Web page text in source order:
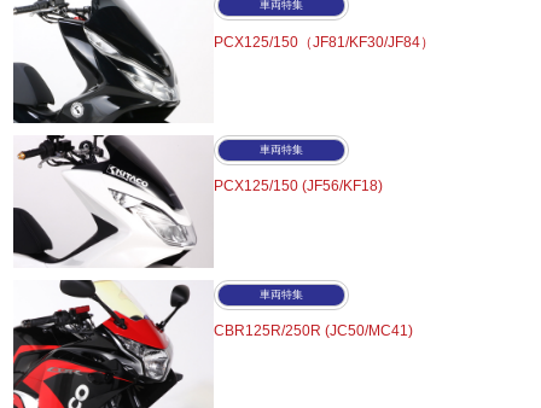
車両特集
PCX125/150（JF81/KF30/JF84）
車両特集
PCX125/150 (JF56/KF18)
車両特集
CBR125R/250R (JC50/MC41)